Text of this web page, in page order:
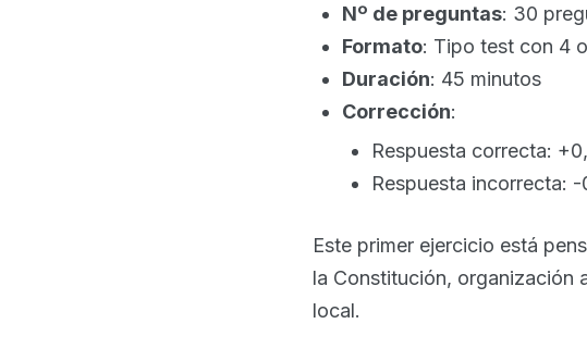
Nº de preguntas: 30
Formato: Tipo test con 4
Duración: 45 minutos
Corrección:
Respuesta correcta:
Respuesta incorrecta: -
Este primer ejercicio está
la Constitución, organización
local.